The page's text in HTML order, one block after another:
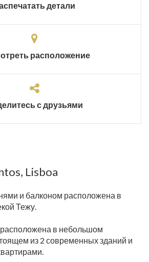
детали
расположение
с друзьями
Lisboa
и балконом расположена в
Тежу.
в небольшом
из 2 современных зданий и